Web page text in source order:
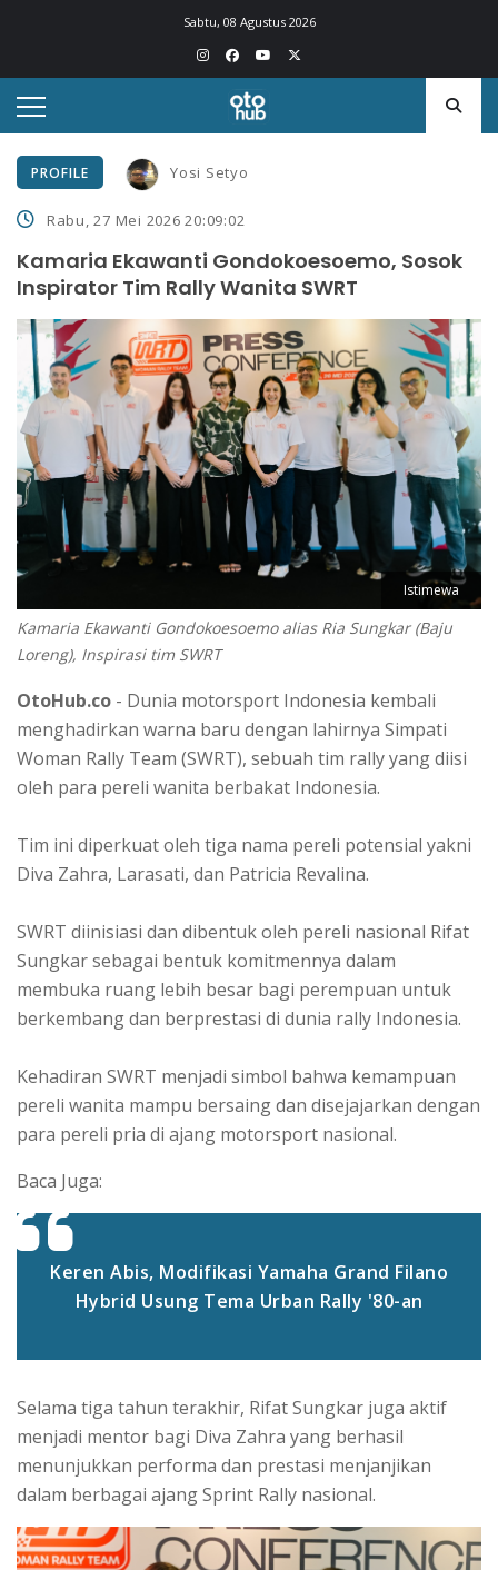
Sabtu, 08 Agustus 2026
PROFILE Yosi Setyo
Rabu, 27 Mei 2026 20:09:02
Kamaria Ekawanti Gondokoesoemo, Sosok
Inspirator Tim Rally Wanita SWRT
Istimewa
Kamaria Ekawanti Gondokoesoemo alias Ria Sungkar (Baju
Loreng), Inspirasi tim SWRT
OtoHub.co - Dunia motorsport Indonesia kembali
menghadirkan warna baru dengan lahirnya Simpati
Woman Rally Team (SWRT), sebuah tim rally yang diisi
oleh para pereli wanita berbakat Indonesia.
Tim ini diperkuat oleh tiga nama pereli potensial yakni
Diva Zahra, Larasati, dan Patricia Revalina.
SWRT diinisiasi dan dibentuk oleh pereli nasional Rifat
Sungkar sebagai bentuk komitmennya dalam
membuka ruang lebih besar bagi perempuan untuk
berkembang dan berprestasi di dunia rally Indonesia.
Kehadiran SWRT menjadi simbol bahwa kemampuan
pereli wanita mampu bersaing dan disejajarkan dengan
para pereli pria di ajang motorsport nasional.
Baca Juga:
Keren Abis, Modifikasi Yamaha Grand Filano
Hybrid Usung Tema Urban Rally '80-an
Selama tiga tahun terakhir, Rifat Sungkar juga aktif
menjadi mentor bagi Diva Zahra yang berhasil
menunjukkan performa dan prestasi menjanjikan
dalam berbagai ajang Sprint Rally nasional.